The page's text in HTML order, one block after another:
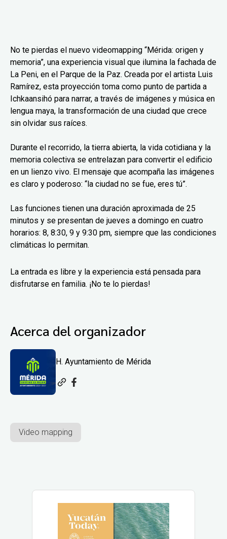
No te pierdas el nuevo videomapping “Mérida: origen y
memoria”, una experiencia visual que ilumina la fachada de
La Peni, en el Parque de la Paz. Creada por el artista Luis
Ramírez, esta proyección toma como punto de partida a
Ichkaansihó para narrar, a través de imágenes y música en
lengua maya, la transformación de una ciudad que crece
sin olvidar sus raíces.
Durante el recorrido, la tierra abierta, la vida cotidiana y la
memoria colectiva se entrelazan para convertir el edificio
en un lienzo vivo. El mensaje que acompaña las imágenes
es claro y poderoso: “la ciudad no se fue, eres tú”.
Las funciones tienen una duración aproximada de 25
minutos y se presentan de jueves a domingo en cuatro
horarios: 8, 8:30, 9 y 9:30 pm, siempre que las condiciones
climáticas lo permitan.
La entrada es libre y la experiencia está pensada para
disfrutarse en familia. ¡No te lo pierdas!
Acerca del organizador
H. Ayuntamiento de Mérida
Video mapping